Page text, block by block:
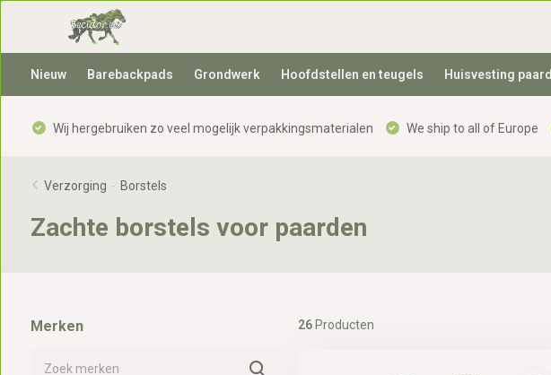
Nieuw Barebackpads Grondwerk Hoofdstellen en teugels Huisvesting paard
Wij hergebruiken zo veel mogelijk verpakkingsmaterialen We ship to all of Europe
Verzorging - Borstels
Zachte borstels voor paarden
Merken 26Producten